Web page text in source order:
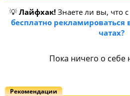
💡 Лайфхак! Знаете ли вы, что
бесплатно рекламироваться
чатах?
Пока ничего о себе
Рекомендации